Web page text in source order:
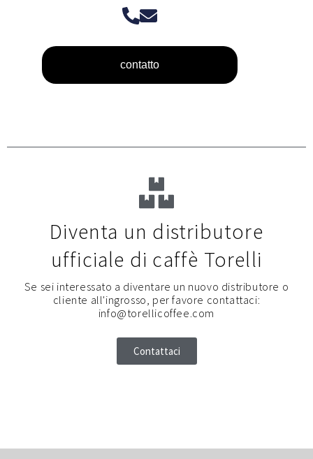
contatto
Diventa un distributore
ufficiale di caffè Torelli
Se sei interessato a diventare un nuovo distributore o
cliente all'ingrosso, per favore contattaci:
info@torellicoffee.com
Contattaci